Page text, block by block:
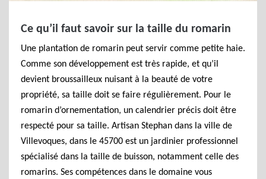
Ce qu’il faut savoir sur la taille du romarin
Une plantation de romarin peut servir comme petite haie.
Comme son développement est très rapide, et qu’il
devient broussailleux nuisant à la beauté de votre
propriété, sa taille doit se faire régulièrement. Pour le
romarin d’ornementation, un calendrier précis doit être
respecté pour sa taille. Artisan Stephan dans la ville de
Villevoques, dans le 45700 est un jardinier professionnel
spécialisé dans la taille de buisson, notamment celle des
romarins. Ses compétences dans le domaine vous